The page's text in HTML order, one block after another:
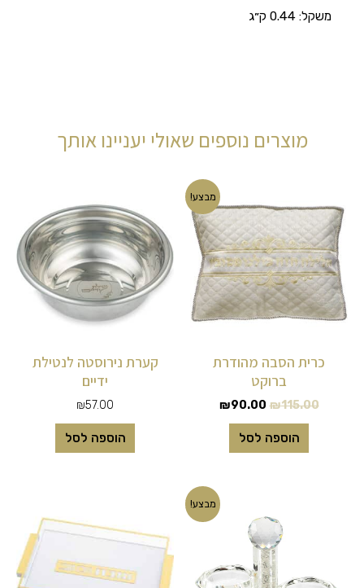
משקל: 0.44 ק״ג
מוצרים נוספים שאולי יעניינו אותך
מבצע!
כרית הסבה מהודרת
ברוקט
₪115.00
המקורי
היה:
₪115.00.
₪90.00
המחיר
הנוכחי
הוא:
₪90.00.
הוספה לסל
קערת נירוסטה לנטילת
ידיים
₪57.00
הוספה לסל
מבצע!
היה:
₪79.00.
המחיר
הנוכחי